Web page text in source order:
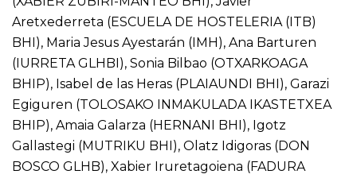
Aretxederreta (ESCUELA DE HOSTELERIA (ITB)
BHI), Maria Jesus Ayestarán (IMH), Ana Barturen
(IURRETA GLHBI), Sonia Bilbao (OTXARKOAGA
BHIP), Isabel de las Heras (PLAIAUNDI BHI), Garazi
Egiguren (TOLOSAKO INMAKULADA IKASTETXEA
BHIP), Amaia Galarza (HERNANI BHI), Igotz
Gallastegi (MUTRIKU BHI), Olatz Idigoras (DON
BOSCO GLHB), Xabier Iruretagoiena (FADURA